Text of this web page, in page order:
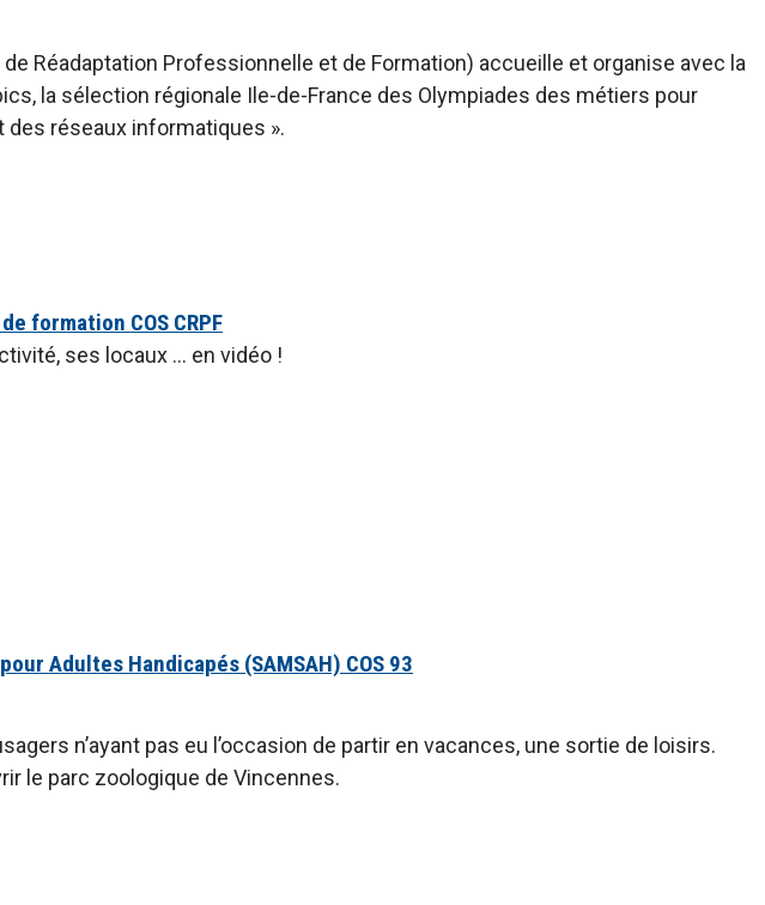
de Réadaptation Professionnelle et de Formation) accueille et organise avec la
la sélection régionale Ile-de-France des Olympiades des métiers pour
des réseaux informatiques ».
formation COS CRPF
ses locaux ... en vidéo !
Adultes Handicapés (SAMSAH) COS 93
n’ayant pas eu l’occasion de partir en vacances, une sortie de loisirs.
le parc zoologique de Vincennes.